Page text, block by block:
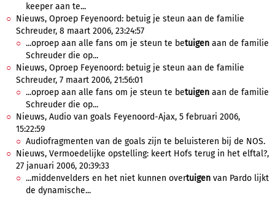
keeper aan te...
Nieuws, Oproep Feyenoord: betuig je steun aan de familie
Schreuder, 8 maart 2006, 23:24:57
...oproep aan alle fans om je steun te betuigen aan de familie
Schreuder die op...
Nieuws, Oproep Feyenoord: betuig je steun aan de familie
Schreuder, 7 maart 2006, 21:56:01
...oproep aan alle fans om je steun te betuigen aan de familie
Schreuder die op...
Nieuws, Audio van goals Feyenoord-Ajax, 5 februari 2006,
15:22:59
Audiofragmenten van de goals zijn te beluisteren bij de NOS.
Nieuws, Vermoedelijke opstelling: keert Hofs terug in het elftal?,
27 januari 2006, 20:39:33
...middenvelders en het niet kunnen overtuigen van Pardo lijkt
de dynamische...